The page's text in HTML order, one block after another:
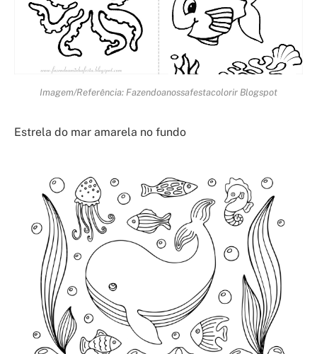
Imagem/Referência: Fazendoanossafestacolorir Blogspot
Estrela do mar amarela no fundo